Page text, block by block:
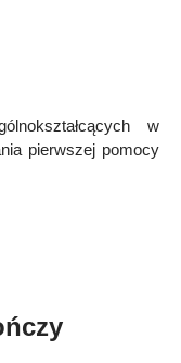
w
pierwszej pomocy